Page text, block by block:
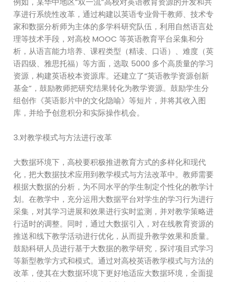
享进行系统性改革，通过构建以英语专业骨干教师、技术专
家和数据分析师为主体的多学科研究队伍，利用自然语言处
理等技术手段，对高校 MOOC 等英语教育平台采集和分
析，从语言能力培养、课程类型（精读、口语）、难度（英
语四级、雅思托福）等方面，选取 5000 多个高质量的学习
资源，构建英语校本资源库。还建立了“英语教学资源创新
基金”，鼓励教师把研究结果转化为教学资源。鼓励学生分
组创作《英语影片中的文化隐喻》等短片，并将其收入图
库，并给予创意积分和实际操作机会。
3.对教学模式与方法进行改革
大数据环境下，高校要积极推进教育方式的多样化和现代
化，把大数据技术应用到教学模式与方法改革中。教师需要
根据大数据的分析，为不同水平的学生制定个性化的教学计
划。在教学中，充分运用大数据平台对学生的学习行为进行
采集，对其学习进展和效果进行实时监测，并对教学策略进
行适时的调整。同时，通过大数据引入，对在线教育资源的
推送和线下教学活动进行优化，从而提升教学效果和质量。
鼓励科研人员进行基于大数据的教学研究，探讨项目式学习
等新型教学方式和模式。通过对高校英语教学模式与方法的
改革，使其在大数据环境下更好地适应大数据环境，全面提